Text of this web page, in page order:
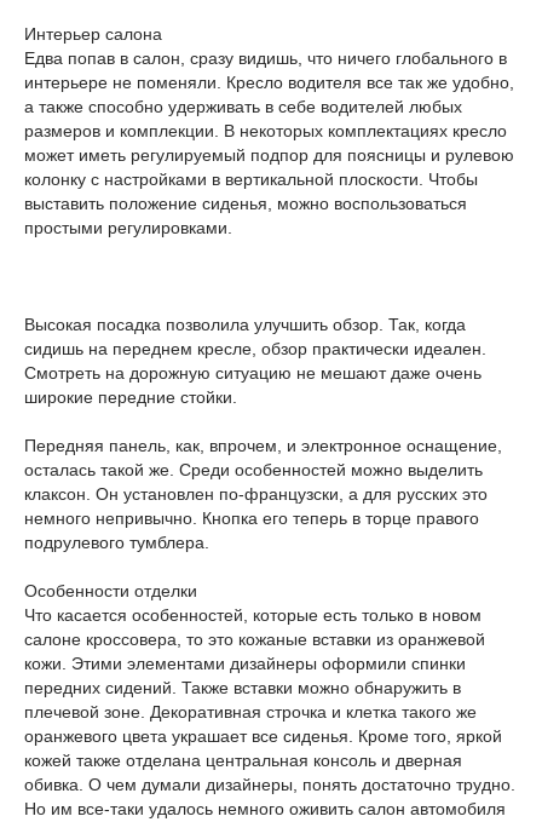
Интерьер салона
Едва попав в салон, сразу видишь, что ничего глобального в
интерьере не поменяли. Кресло водителя все так же удобно,
а также способно удерживать в себе водителей любых
размеров и комплекции. В некоторых комплектациях кресло
может иметь регулируемый подпор для поясницы и рулевою
колонку с настройками в вертикальной плоскости. Чтобы
выставить положение сиденья, можно воспользоваться
простыми регулировками.
Высокая посадка позволила улучшить обзор. Так, когда
сидишь на переднем кресле, обзор практически идеален.
Смотреть на дорожную ситуацию не мешают даже очень
широкие передние стойки.
Передняя панель, как, впрочем, и электронное оснащение,
осталась такой же. Среди особенностей можно выделить
клаксон. Он установлен по-французски, а для русских это
немного непривычно. Кнопка его теперь в торце правого
подрулевого тумблера.
Особенности отделки
Что касается особенностей, которые есть только в новом
салоне кроссовера, то это кожаные вставки из оранжевой
кожи. Этими элементами дизайнеры оформили спинки
передних сидений. Также вставки можно обнаружить в
плечевой зоне. Декоративная строчка и клетка такого же
оранжевого цвета украшает все сиденья. Кроме того, яркой
кожей также отделана центральная консоль и дверная
обивка. О чем думали дизайнеры, понять достаточно трудно.
Но им все-таки удалось немного оживить салон автомобиля